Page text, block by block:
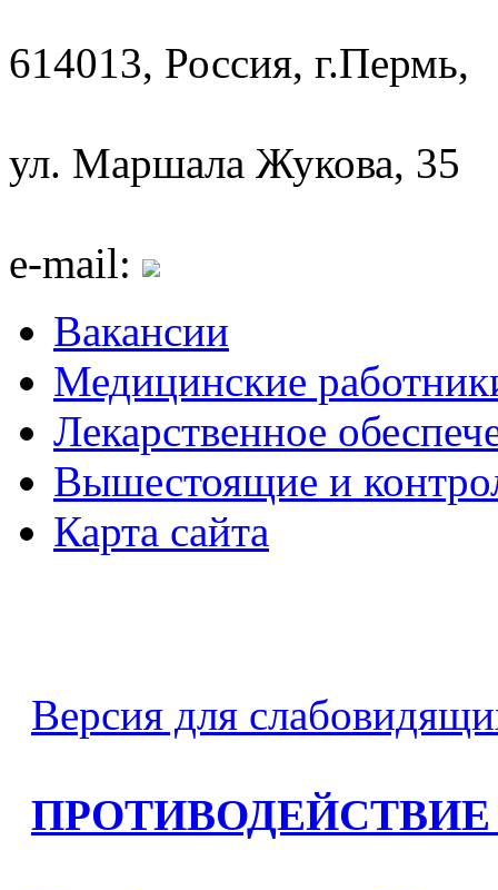
614013, Россия, г.Пермь,
ул. Маршала Жукова, 35
e-mail:
Вакансии
Медицинские
Лекарственное
Вышестоящие и
Карта сайта
Версия для